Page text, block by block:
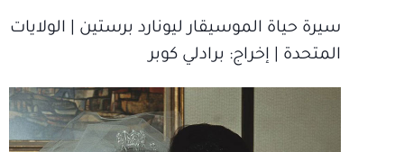
سيرة حياة الموسيقار ليونارد برستين | الولايات
المتحدة | إخراج‫: برادلي كوبر